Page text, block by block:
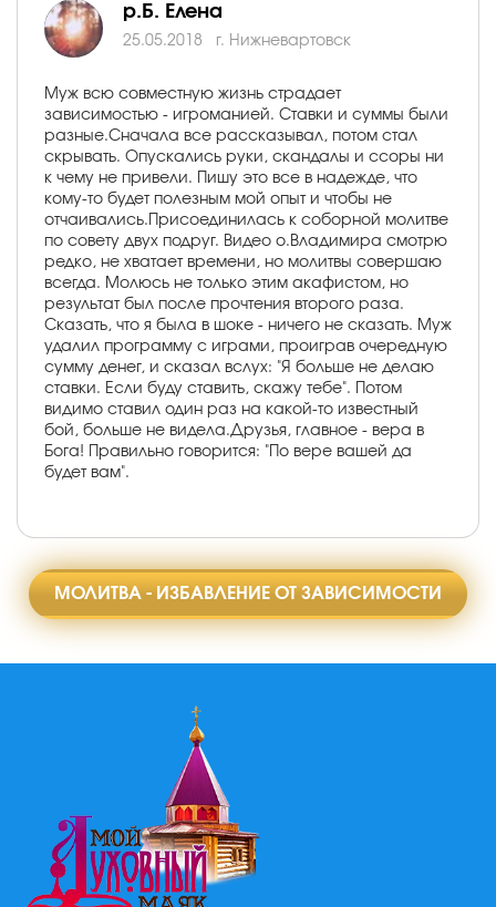
р.Б. Елена
25.05.2018 г. Нижневартовск
Муж всю совместную жизнь страдает
зависимостью - игроманией. Ставки и суммы были
разные.Сначала все рассказывал, потом стал
скрывать. Опускались руки, скандалы и ссоры ни
к чему не привели. Пишу это все в надежде, что
кому-то будет полезным мой опыт и чтобы не
отчаивались.Присоединилась к соборной молитве
по совету двух подруг. Видео о.Владимира смотрю
редко, не хватает времени, но молитвы совершаю
всегда. Молюсь не только этим акафистом, но
результат был после прочтения второго раза.
Сказать, что я была в шоке - ничего не сказать. Муж
удалил программу с играми, проиграв очередную
сумму денег, и сказал вслух: "Я больше не делаю
ставки. Если буду ставить, скажу тебе". Потом
видимо ставил один раз на какой-то известный
бой, больше не видела.Друзья, главное - вера в
Бога! Правильно говорится: "По вере вашей да
будет вам".
МОЛИТВА - ИЗБАВЛЕНИЕ ОТ ЗАВИСИМОСТИ